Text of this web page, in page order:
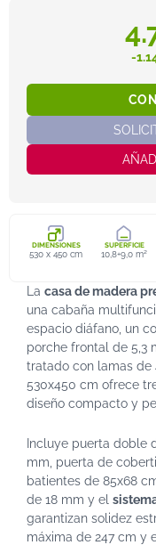
-
DIMENSIONES
530 x 450 cm
SUPERFICIE
10,8+9,0 m²
La casa de madera
una cabaña
espacio diáfano, un
porche frontal de 5,3
tratado con lamas de
530x450 cm ofrece
diseño compacto y
Incluye puerta doble
mm, puerta de
batientes de 85x68
de 18 mm y el
garantizan solidez
máxima de 247 cm y